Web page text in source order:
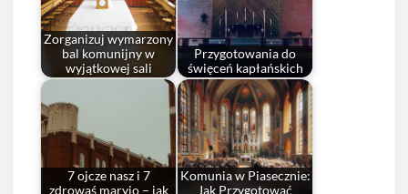
Zorganizuj wymarzony
bal komunijny w
wyjątkowej sali
Przygotowania do
święceń kapłańskich
7 ojcze nasz i 7
zdrowaś maryjo – jak
Komunia w Piasecznie:
Jak Przygotować